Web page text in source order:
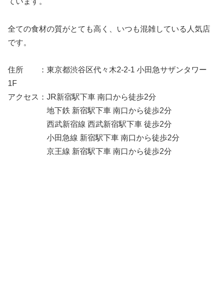
全ての食材の質がとても高く、いつも混雑している人気店
です。
住所 ：東京都渋谷区代々木2-2-1 小田急サザンタワー
1F
アクセス：JR新宿駅下車 南口から徒歩2分
地下鉄 新宿駅下車 南口から徒歩2分
西武新宿線 西武新宿駅下車 徒歩2分
小田急線 新宿駅下車 南口から徒歩2分
京王線 新宿駅下車 南口から徒歩2分